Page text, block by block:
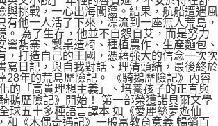
與挑戰，一心出海闖蕩。結果，航船遭遇風
有他一人活了下來，漂流到一座無人荒島，
。 為了生存，他並不自怨自艾，而是努力
營紮寨、製桌造椅、種植農作、生產麵包、
，打造自己的王國，憑藉強大的信念一次次
寫日記，與自我對話、理清頭緒，最後終於
28年的荒島歷險記。 《騎鵝歷險記》內容
的「高貴理想主義」、培養孩子的正直與
鵝歷險記》開始！ 第一部榮獲諾貝爾文學
球五十多種語言譯本 如《愛麗絲夢遊仙
和《木偶奇遇記》一般富教育意義 暢銷百